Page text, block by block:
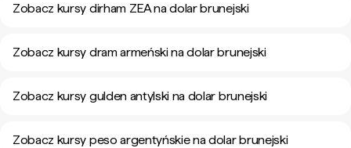
Zobacz kursy dirham ZEA na dolar brunejski
Zobacz kursy dram armeński na dolar brunejski
Zobacz kursy gulden antylski na dolar brunejski
Zobacz kursy peso argentyńskie na dolar brunejski